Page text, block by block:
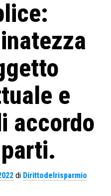
e
accordo
di Dirittodelrisparmio